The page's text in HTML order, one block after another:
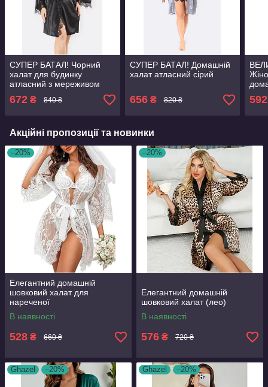
СУПЕР БАТАЛ! Чорний
халат для будинку
атласний з мереживом
672 ₴ 840 ₴
СУПЕР БАТАЛ! Домашній
халат атласний сірий
656₴ 820 ₴ 592
Акційні пропозиції та новинки
–20%
Елегантний домашній
шовковий халат для
нареченої
В наявності
528 ₴ 660 ₴
–20%
Елегантний домашній
шовковий халат (лео)
В наявності
576 ₴ 720 ₴
Ghazel –20% Ghazel –20%